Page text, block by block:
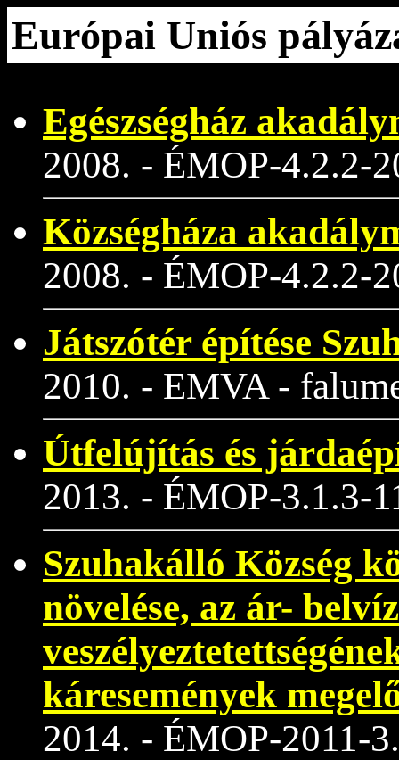
Európai Uniós
Egészségház
2008. - ÉMOP-4.2.2-
Községháza
2008. - ÉMOP-4.2.2-
Játszótér építése
2010. - EMVA -
Útfelújítás és
2013. - ÉMOP-3.1.3-
Szuhakálló Község
növelése, az ár-
káresemények
2014. - ÉMOP-2011-